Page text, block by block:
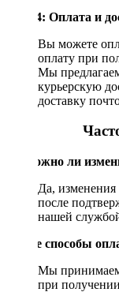
Шаг 4: Оплата и
Вы можете
оплату при
Мы
курьерскую
доставку
Возможно ли
Да,
после
нашей
Какие способы
Мы принимаем
при